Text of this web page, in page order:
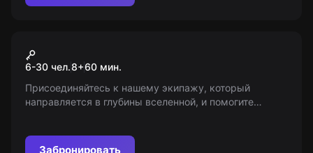
Поиск экипажа
6-30 чел.8+60 мин.
Присоединяйтесь к нашему экипажу, который
направляется в глубины вселенной, и помогите
пришельцы?
Забронировать